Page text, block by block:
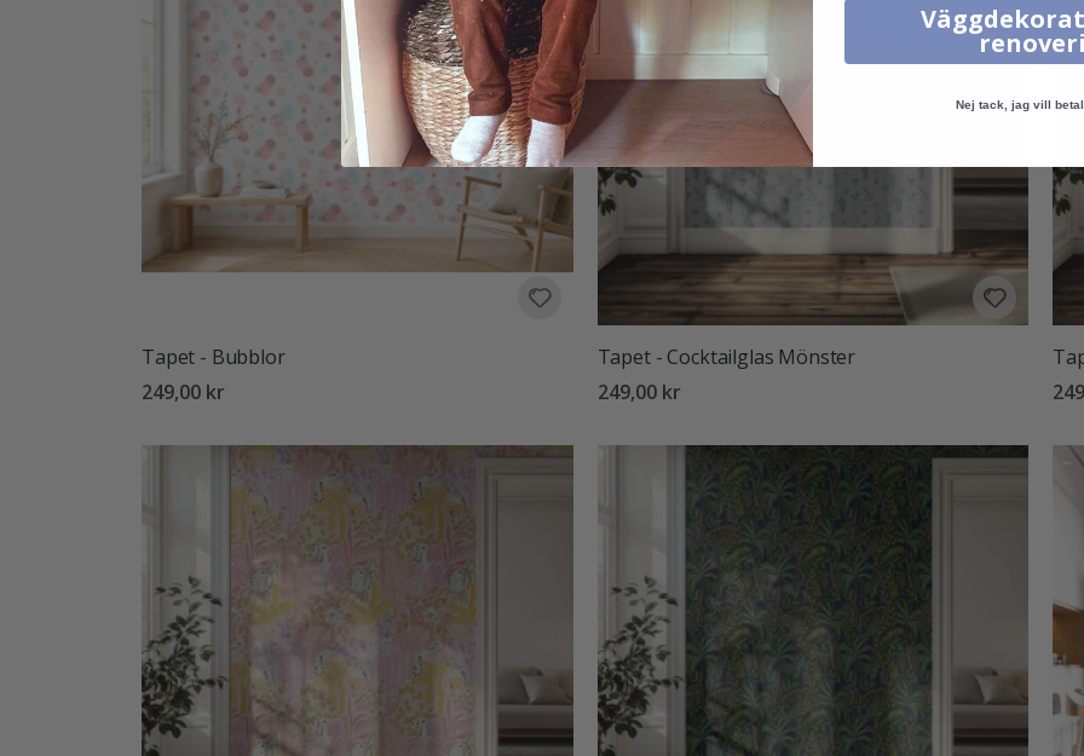
Tapet - Bubblor
249,00 kr
Tapet - Cocktailglas Mönster
249,00 kr
Nej tack, jag vill